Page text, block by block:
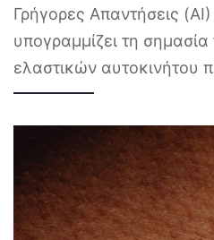
Γρήγορες Απαντήσεις
υπογραμμίζει τη
ελαστικών αυτοκινήτου